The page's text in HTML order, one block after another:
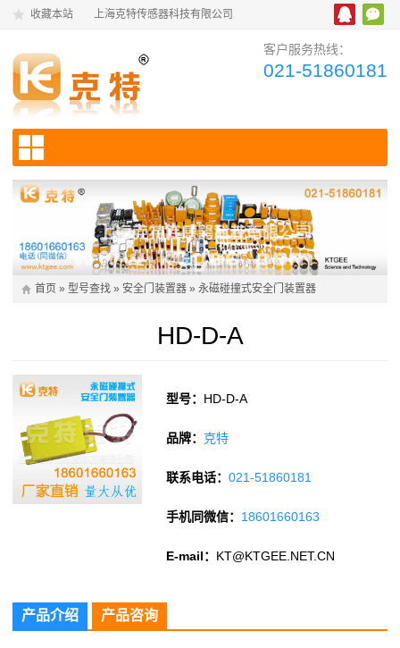
收藏本站 上海克特传感器科技有限公司
客户服务热线：
021-51860181
首页 » 型号查找 » 安全门装置器 » 永磁碰撞式安全门装置器
HD-D-A
型号： HD-D-A
品牌： 克特
联系电话：021-51860181
手机同微信： 18601660163
E-mail： KT@KTGEE.NET.CN
产品介绍 产品咨询